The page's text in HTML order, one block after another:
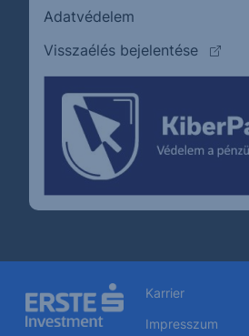
Adatvédelem
Visszaélés bejelentése
Karrier
Impresszum